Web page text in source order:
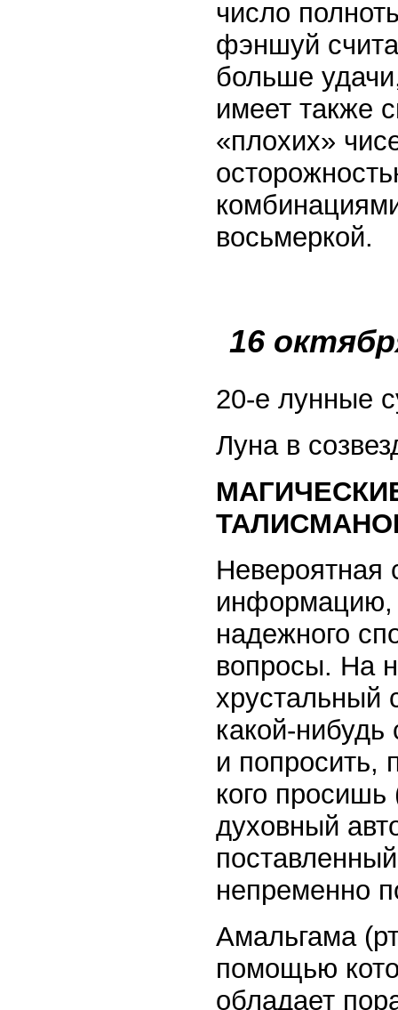
число
фэншуй
больше
имеет также
«плохих»
восьмеркой.
16
20-е лунные
Луна в
Невероятная
информацию,
надежного
вопросы. На
хрустальный
какой-
и попросить,
кого
духовный
непременно
Амальгама
помощью
обладает